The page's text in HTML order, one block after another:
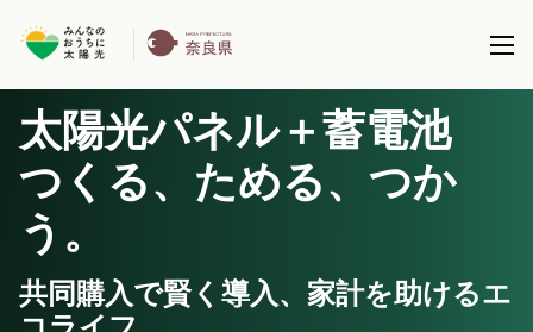
本事業について
共同購入事業とは
事務局について
全国で実施している共同購入事業
製品を選択する
太陽光パネル / 太陽光パネル＋蓄電池
蓄電池 (パネル設置済の方)
ブログ
太陽光パネル＋蓄電池
つくる、ためる、つか
う。
共同購入で賢く導入、家計を助けるエ